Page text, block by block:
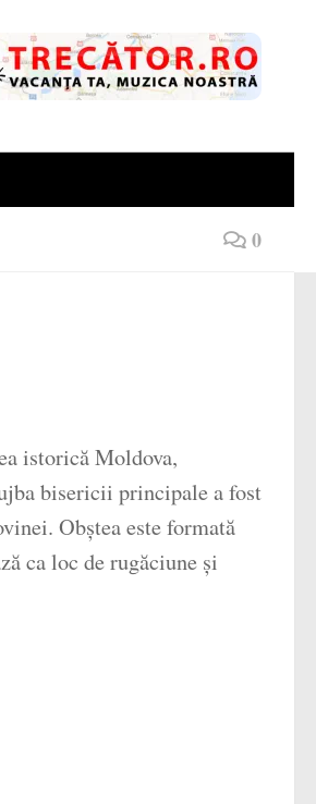
0
istorică Moldova,
bisericii principale a fost
Obștea este formată
ca loc de rugăciune și